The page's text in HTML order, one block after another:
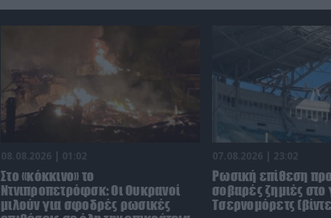
08.08.2026 | 01:02
Στο «κόκκινο» το
Ντνιπροπετρόφσκ: Οι Ουκρανοί
μιλούν για σφοδρές ρωσικές
07.08.2026 | 23:02
Ρωσική επίθεση
σοβαρές ζημιές στο
Τσερνομόρετς